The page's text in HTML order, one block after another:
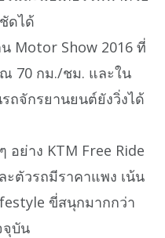
ดได้
Motor Show 2016 ที่
70 กม./ชม. และใน
ถจักรยานยนต์ยังวิ่งได้
ย่าง KTM Free Ride
ะตัวรถมีราคาแพง เน้น
ขี่สนุกมากกว่า
จุบัน